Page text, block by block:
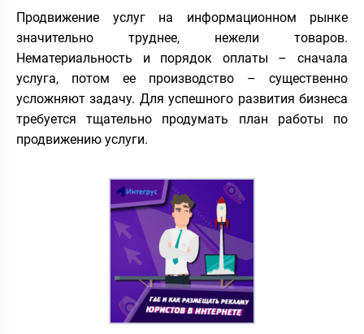
Продвижение услуг на информационном рынке
значительно труднее, нежели товаров.
Нематериальность и порядок оплаты – сначала
услуга, потом ее производство – существенно
усложняют задачу. Для успешного развития бизнеса
требуется тщательно продумать план работы по
продвижению услуги.